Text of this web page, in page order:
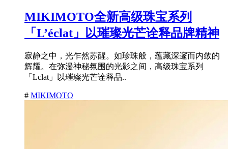
MIKIMOTO全新高级珠宝系列
「L’éclat」以璀璨光芒诠释品牌精神
寂静之中，光乍然苏醒。如珍珠般，蕴藏深邃而内敛的
辉耀。在弥漫神秘氛围的光影之间，高级珠宝系列
「Lclat」以璀璨光芒诠释品..
# MIKIMOTO